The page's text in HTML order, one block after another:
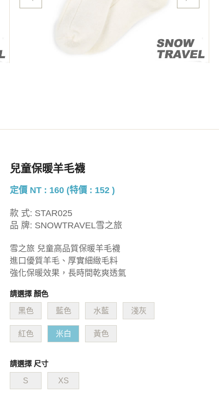
兒童保暖羊毛襪
定價 NT : 160 (特價 : 152 )
款 式: STAR025
品 牌: SNOWTRAVEL雪之旅
雪之旅 兒童高品質保暖羊毛襪
進口優質羊毛、厚實細緻毛料
強化保暖效果，長時間乾爽透氣
請選擇 顏色
黑色 藍色 水藍 淺灰
紅色 米白 黃色
請選擇 尺寸
S XS